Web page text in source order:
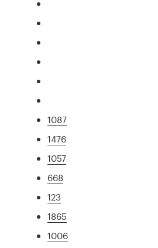
1087
1476
1057
668
123
1865
1006